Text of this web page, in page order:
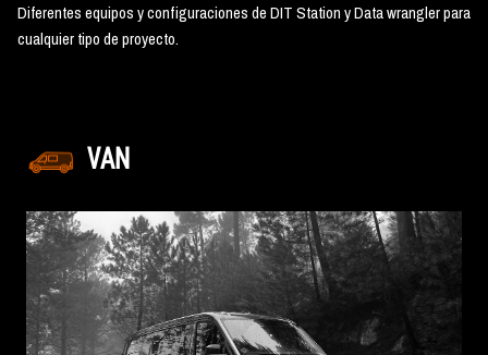
Diferentes equipos y configuraciones de DIT Station y Data wrangler para
cualquier tipo de proyecto.
VAN